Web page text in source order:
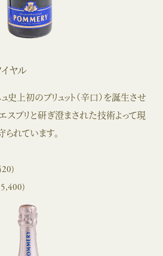
イヤル
史上初のブリュット（辛口）を誕生させ
スプリと研ぎ澄まされた技術よって現
れています。